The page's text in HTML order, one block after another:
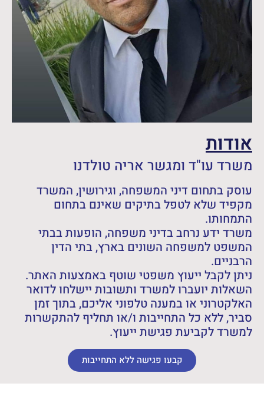
אודות
משרד עו"ד ומגשר אריה טולדנו
עוסק בתחום דיני המשפחה, וגירושין, המשרד
מקפיד שלא לטפל בתיקים שאינם בתחום
התמחותו.
משרד ידע נרחב בדיני משפחה, הופעות בבתי
המשפט למשפחה השונים בארץ, בתי הדין
הרבניים.
ניתן לקבל ייעוץ משפטי שוטף באמצעות האתר.
השאלות יועברו למשרד ותשובות יישלחו לדואר
האלקטרוני או במענה טלפוני אליכם, בתוך זמן
סביר, ללא כל התחייבות ו/או תחליף להתקשרות
למשרד לקביעת פגישת ייעוץ.
קבעו פגישה ללא התחייבות